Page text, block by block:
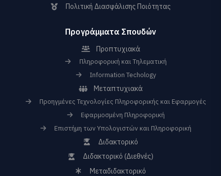
Πολιτική Διασφάλισης Ποιότητας
Προγράμματα Σπουδών
Προπτυχιακά
Πληροφορική και Τηλεματική
Information Techology
Μεταπτυχιακά
Προηγμένες Τεχνολογίες Πληροφορικής και Εφαρμογές
Εφαρμοσμένη Πληροφορική
Επιστήμη των Υπολογιστών και Πληροφορική
Διδακτορικό
Διδακτορικό (Διεθνές)
Μεταδιδακτορικό